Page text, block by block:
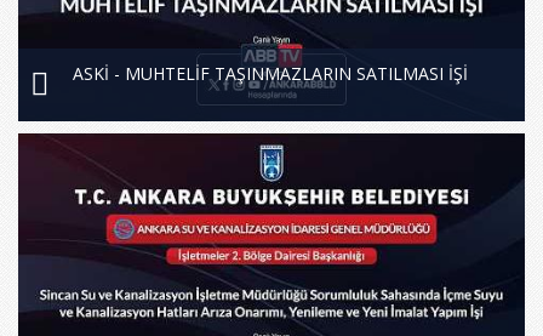
ASKİ - MUHTELİF TAŞINMAZLARIN SATILMASI İŞİ